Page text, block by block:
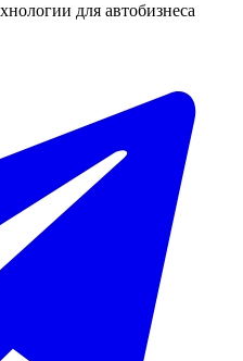
для автобизнеса